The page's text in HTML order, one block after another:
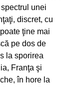
unei
discret, cu
ţine mai
pe dos de
la sporirea
Franţa şi
în hore la